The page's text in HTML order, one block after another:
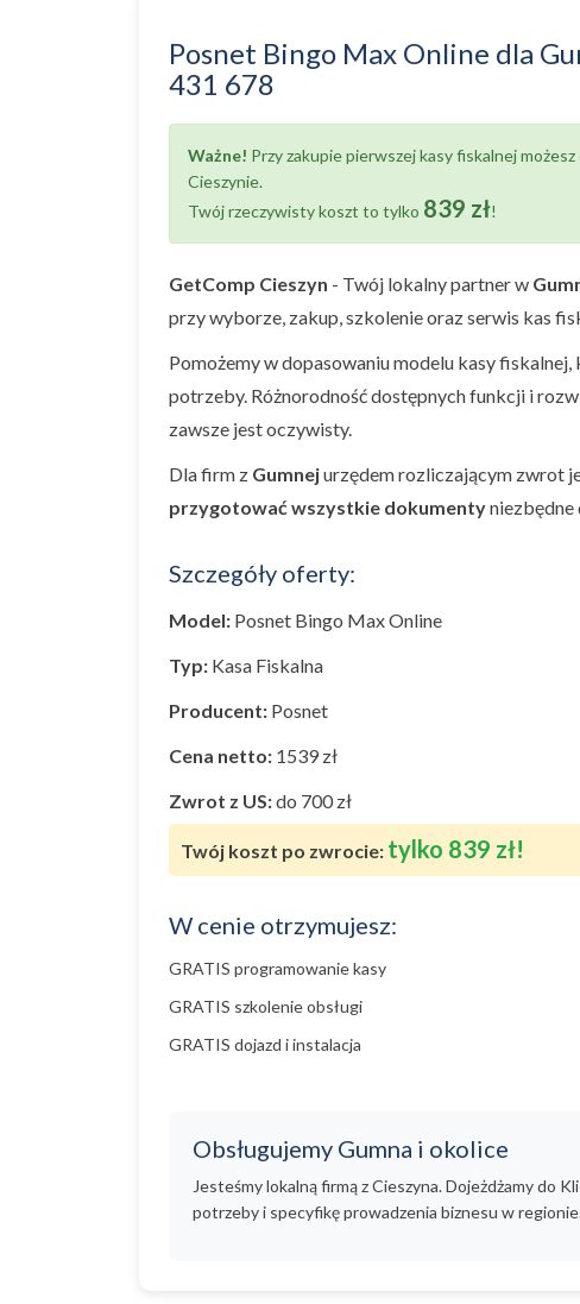
Posnet Bingo Max Online dla
431 678
Ważne! Przy zakupie pierwszej kasy fiskalnej
Cieszynie.
Twój rzeczywisty koszt to tylko 839 zł!
GetComp Cieszyn - Twój lokalny partner w
przy wyborze, zakup, szkolenie oraz serwis kas
Pomożemy w dopasowaniu modelu kasy
potrzeby. Różnorodność dostępnych funkcji i
zawsze jest oczywisty.
Dla firm z Gumnejurzędem rozliczającym zwrot
przygotować wszystkie dokumentyniezbędne
Szczegóły oferty:
Model: Posnet Bingo Max Online
Typ: Kasa Fiskalna
Producent: Posnet
Cena netto: 1539 zł
Zwrot z US:do 700 zł
Twój koszt po zwrocie: tylko 839 zł!
W cenie otrzymujesz:
GRATIS programowanie kasy
GRATIS szkolenie obsługi
GRATIS dojazd i instalacja
Obsługujemy Gumna i okolice
Jesteśmy lokalną firmą z Cieszyna. Dojeżdżamy do
potrzeby i specyfikę prowadzenia biznesu w